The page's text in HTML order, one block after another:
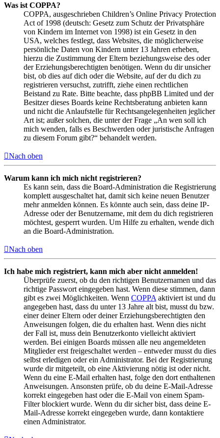
Was ist COPPA?
COPPA, ausgeschrieben Children’s Online Privacy Protection
Act of 1998 (deutsch: Gesetz zum Schutz der Privatsphäre
von Kindern im Internet von 1998) ist ein Gesetz in den
USA, welches festlegt, dass Websites, die möglicherweise
persönliche Daten von Kindern unter 13 Jahren erheben,
hierzu die Zustimmung der Eltern beziehungsweise des oder
der Erziehungsberechtigten benötigen. Wenn du dir unsicher
bist, ob dies auf dich oder die Website, auf der du dich zu
registrieren versuchst, zutrifft, ziehe einen rechtlichen
Beistand zu Rate. Bitte beachte, dass phpBB Limited und der
Besitzer dieses Boards keine Rechtsberatung anbieten kann
und nicht die Anlaufstelle für Rechtsangelegenheiten jeglicher
Art ist; außer solchen, die unter der Frage „An wen soll ich
mich wenden, falls es Beschwerden oder juristische Anfragen
zu diesem Forum gibt?“ behandelt werden.
Nach oben
Warum kann ich mich nicht registrieren?
Es kann sein, dass die Board-Administration die Registrierung
komplett ausgeschaltet hat, damit sich keine neuen Benutzer
mehr anmelden können. Es könnte auch sein, dass deine IP-
Adresse oder der Benutzername, mit dem du dich registrieren
möchtest, gesperrt wurden. Um Hilfe zu erhalten, wende dich
an die Board-Administration.
Nach oben
Ich habe mich registriert, kann mich aber nicht anmelden!
Überprüfe zuerst, ob du den richtigen Benutzernamen und das
richtige Passwort eingegeben hast. Wenn diese stimmen, dann
gibt es zwei Möglichkeiten. Wenn COPPA aktiviert ist und du
angegeben hast, dass du unter 13 Jahre alt bist, musst du bzw.
einer deiner Eltern oder deiner Erziehungsberechtigten den
Anweisungen folgen, die du erhalten hast. Wenn dies nicht
der Fall ist, muss dein Benutzerkonto vielleicht aktiviert
werden. Bei einigen Boards müssen alle neu angemeldeten
Mitglieder erst freigeschaltet werden – entweder musst du dies
selbst erledigen oder ein Administrator. Bei der Registrierung
wurde dir mitgeteilt, ob eine Aktivierung nötig ist oder nicht.
Wenn du eine E-Mail erhalten hast, folge den dort enthaltenen
Anweisungen. Ansonsten prüfe, ob du deine E-Mail-Adresse
korrekt eingegeben hast oder die E-Mail von einem Spam-
Filter blockiert wurde. Wenn du dir sicher bist, dass deine E-
Mail-Adresse korrekt eingegeben wurde, dann kontaktiere
einen Administrator.